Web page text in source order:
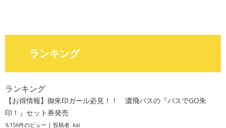
ランキング
ランキング
【お得情報】御朱印ガール必見！！ 濃飛バスの『バスでGO朱
印！』セット券発売
9,156件のビュー | 投稿者: kai